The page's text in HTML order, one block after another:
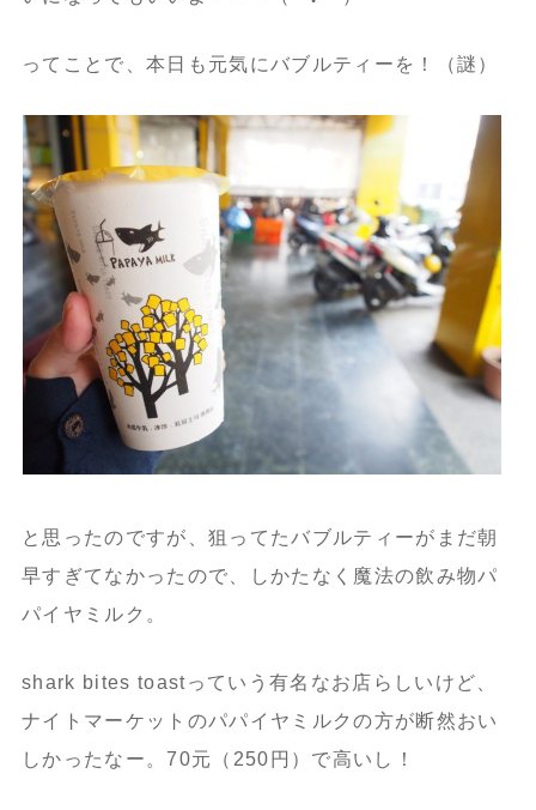
ってことで、本日も元気にバブルティーを！（謎）
と思ったのですが、狙ってたバブルティーがまだ朝
早すぎてなかったので、しかたなく魔法の飲み物パ
パイヤミルク。
shark bites toastっていう有名なお店らしいけど、
ナイトマーケットのパパイヤミルクの方が断然おい
しかったなー。70元（250円）で高いし！